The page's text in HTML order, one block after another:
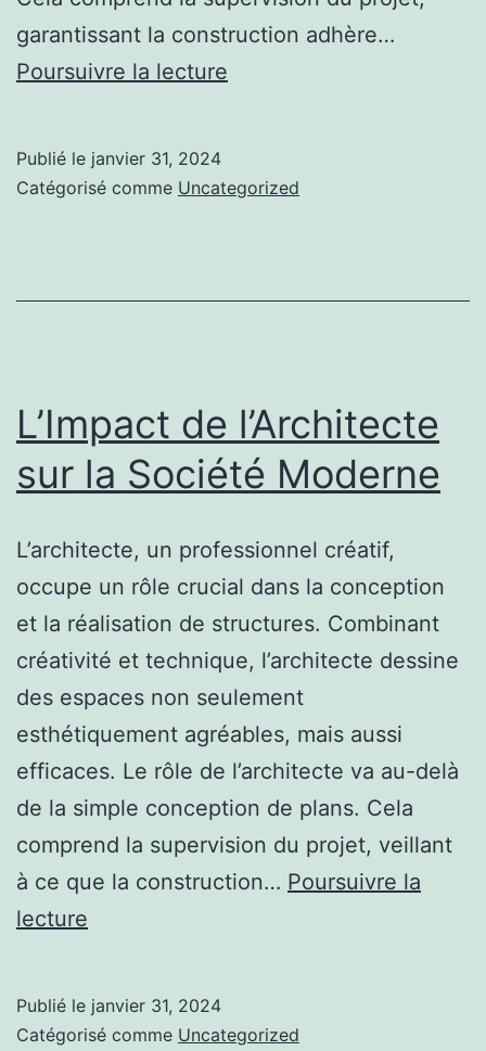
garantissant la construction adhère…
Poursuivre la lecture
Métier
Publié le janvier 31, 2024
Catégorisé comme Uncategorized
L’Impact de l’Architecte
sur la Société Moderne
L’architecte, un professionnel créatif,
occupe un rôle crucial dans la conception
et la réalisation de structures. Combinant
créativité et technique, l’architecte dessine
des espaces non seulement
esthétiquement agréables, mais aussi
efficaces. Le rôle de l’architecte va au-delà
de la simple conception de plans. Cela
comprend la supervision du projet, veillant
à ce que la construction… Poursuivre la
lecture
sur
Publié le janvier 31, 2024
Catégorisé comme Uncategorized